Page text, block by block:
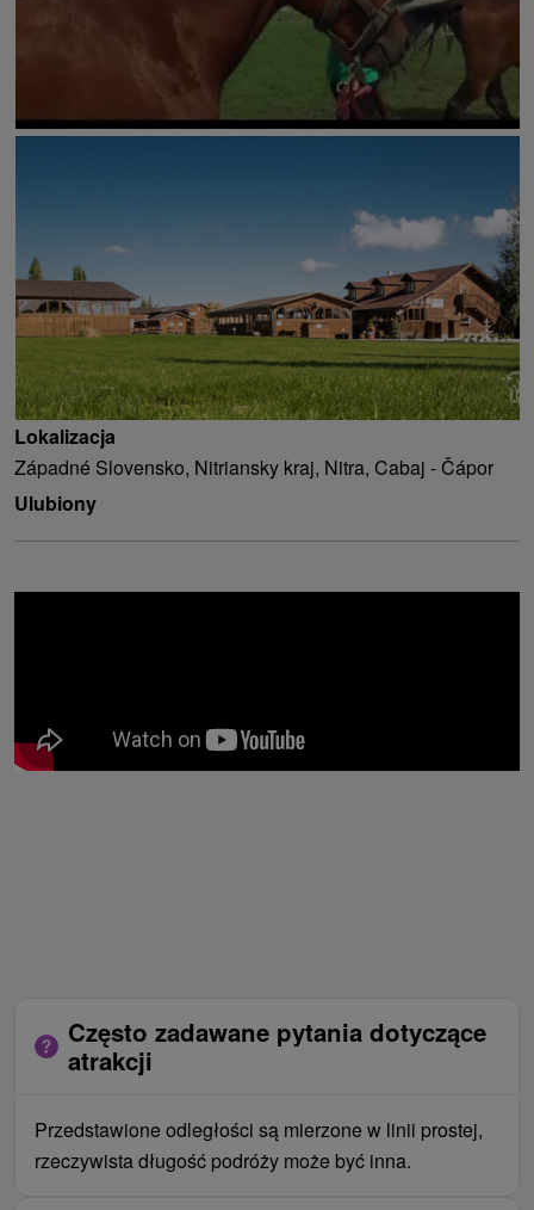
Lokalizacja
Západné Slovensko, Nitriansky kraj, Nitra, Cabaj - Čápor
Ulubiony
Często zadawane pytania dotyczące
atrakcji
Przedstawione odległości są mierzone w linii prostej,
rzeczywista długość podróży może być inna.